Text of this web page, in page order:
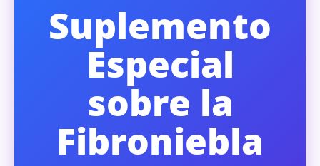
Suplemento
Especial
sobre la
Fibroniebla